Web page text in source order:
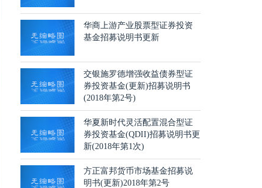
华商上游产业股票型证券投资
基金招募说明书更新
交银施罗德增强收益债券型证
券投资基金(更新)招募说明书
(2018年第2号)
华夏新时代灵活配置混合型证
券投资基金(QDII)招募说明书更
新(2018年第1次)
方正富邦货币市场基金招募说
明书(更新)2018年第2号